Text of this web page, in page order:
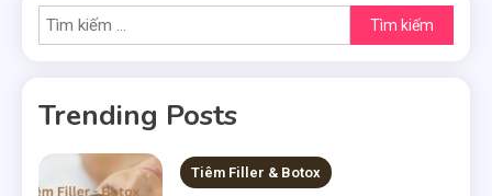
bài
Tìm
kiếm
Trending Posts
Tiêm Filler & Botox